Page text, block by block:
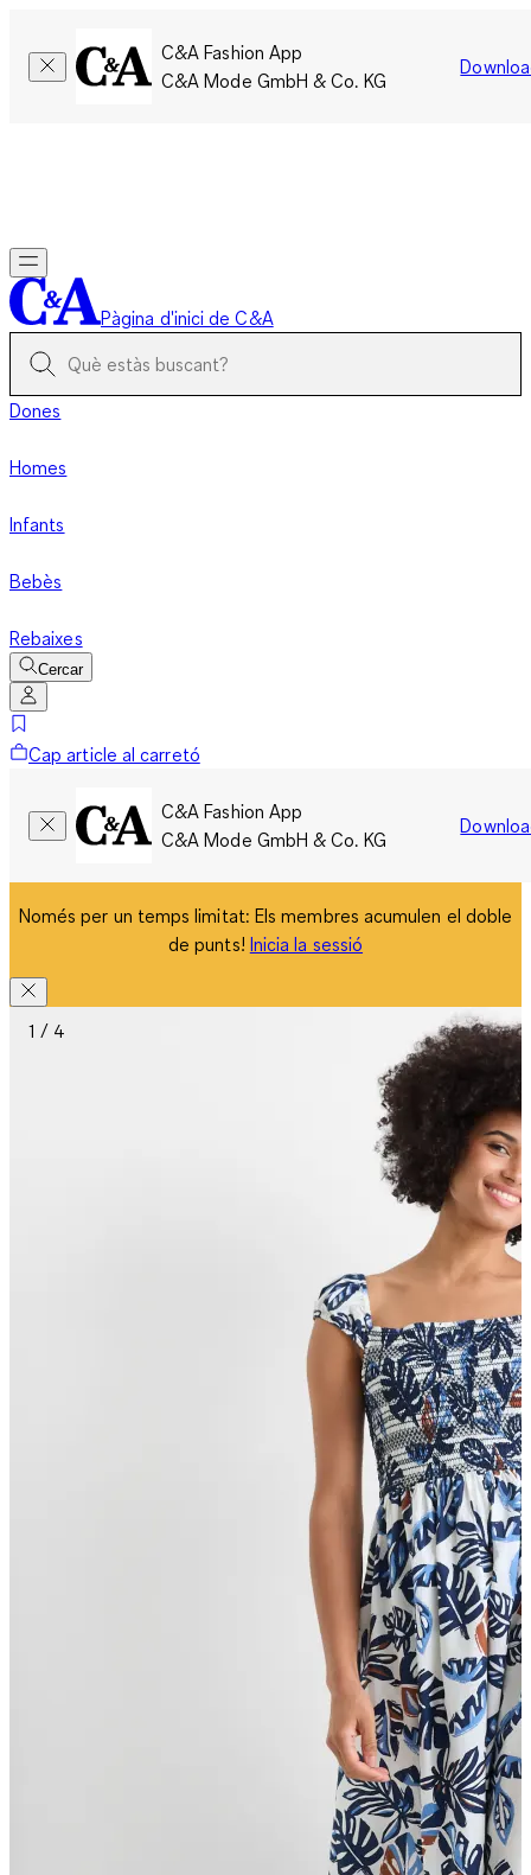
C&A Fashion App
C&A Mode GmbH & Co. KG
Pàgina d'inici de C&A
Dones
Homes
Infants
Bebès
Rebaixes
Cercar
Cap article al carretó
C&A Fashion App
C&A Mode GmbH & Co. KG
Només per un temps limitat: Els membres acumulen el doble
de punts! Inicia la sessió
1 / 4